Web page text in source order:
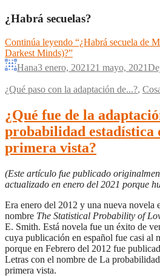
¿Habrá secuelas?
Continúa leyendo “¿Habrá secuela de
Darkest Minds)?”
Hana3 enero, 2021 21 mayo, 2021
¿Qué paso con la adaptación de...?,
¿Qué fue de la
probabilidad estadística
primera vista?
(Este artículo fue publicado
actualizado en enero del 2021 porque
Era enero del 2012 y una nueva novela
nombre The Statistical Probability of
E. Smith. Está novela fue un éxito de
cuya publicación en español fue casi al
porque en Febrero del 2012 fue
Letras con el nombre de La
primera vista.